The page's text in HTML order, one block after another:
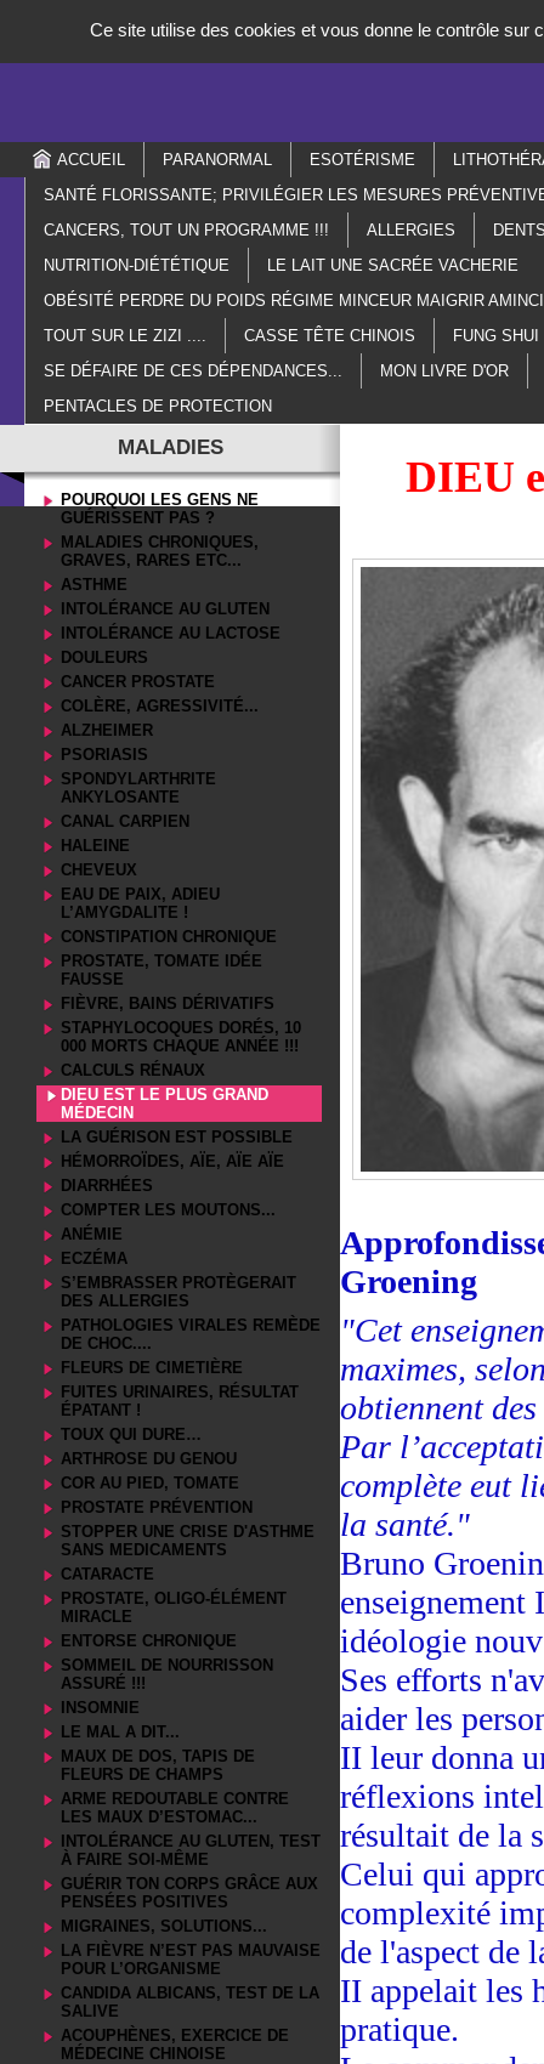
ACCUEIL PARANORMAL ESOTÉRISME
SANTÉ FLORISSANTE; PRIVILÉGIER LES MESURES
CANCERS, TOUT UN PROGRAMME !!!
ALLERGIES
NUTRITION-DIÉTÉTIQUE
LE LAIT UNE SACRÉE VACHERIE
OBÉSITÉ PERDRE DU POIDS RÉGIME MINCEUR MAIGRIR
TOUT SUR LE ZIZI ....
CASSE TÊTE CHINOIS
FUNG SHUI
SE DÉFAIRE DE CES DÉPENDANCES...
MON LIVRE D'OR
PENTACLES DE PROTECTION
MALADIES
POURQUOI LES GENS NE
GUÉRISSENT PAS ?
MALADIES CHRONIQUES,
GRAVES, RARES ETC...
ASTHME
INTOLÉRANCE AU GLUTEN
INTOLÉRANCE AU LACTOSE
DOULEURS
CANCER PROSTATE
COLÈRE, AGRESSIVITÉ...
ALZHEIMER
PSORIASIS
SPONDYLARTHRITE
ANKYLOSANTE
CANAL CARPIEN
HALEINE
CHEVEUX
EAU DE PAIX, ADIEU
L’AMYGDALITE !
CONSTIPATION CHRONIQUE
PROSTATE, TOMATE IDÉE
FAUSSE
FIÈVRE, BAINS DÉRIVATIFS
STAPHYLOCOQUES DORÉS, 10
000 MORTS CHAQUE ANNÉE !!!
CALCULS RÉNAUX
DIEU EST LE PLUS GRAND
MÉDECIN
LA GUÉRISON EST POSSIBLE
HÉMORROÏDES, AÏE, AÏE AÏE
DIARRHÉES
COMPTER LES MOUTONS...
ANÉMIE
ECZÉMA
S’EMBRASSER PROTÈGERAIT
DES ALLERGIES
PATHOLOGIES VIRALES REMÈDE
DE CHOC....
FLEURS DE CIMETIÈRE
FUITES URINAIRES, RÉSULTAT
ÉPATANT !
TOUX QUI DURE…
ARTHROSE DU GENOU
COR AU PIED, TOMATE
PROSTATE PRÉVENTION
STOPPER UNE CRISE D'ASTHME
SANS MEDICAMENTS
CATARACTE
PROSTATE, OLIGO-ÉLÉMENT
MIRACLE
ENTORSE CHRONIQUE
SOMMEIL DE NOURRISSON
ASSURÉ !!!
INSOMNIE
LE MAL A DIT...
MAUX DE DOS, TAPIS DE
FLEURS DE CHAMPS
ARME REDOUTABLE CONTRE
LES MAUX D’ESTOMAC...
INTOLÉRANCE AU GLUTEN, TEST
À FAIRE SOI-MÊME
GUÉRIR TON CORPS GRÂCE AUX
PENSÉES POSITIVES
MIGRAINES, SOLUTIONS...
LA FIÈVRE N’EST PAS MAUVAISE
POUR L’ORGANISME
CANDIDA ALBICANS, TEST DE LA
SALIVE
ACOUPHÈNES, EXERCICE DE
MÉDECINE CHINOISE
DIEU
Groening
"Cet
maximes,
obtiennent des
Par
complète eut
la santé."
Bruno
enseignement
idéologie
Ses efforts
aider les
II leur donna
réflexions
résultait de la
Celui qui
complexité
de l'aspect de
II appelait les
pratique.
Ce site utilise des cookies et vous donne le contrôle sur